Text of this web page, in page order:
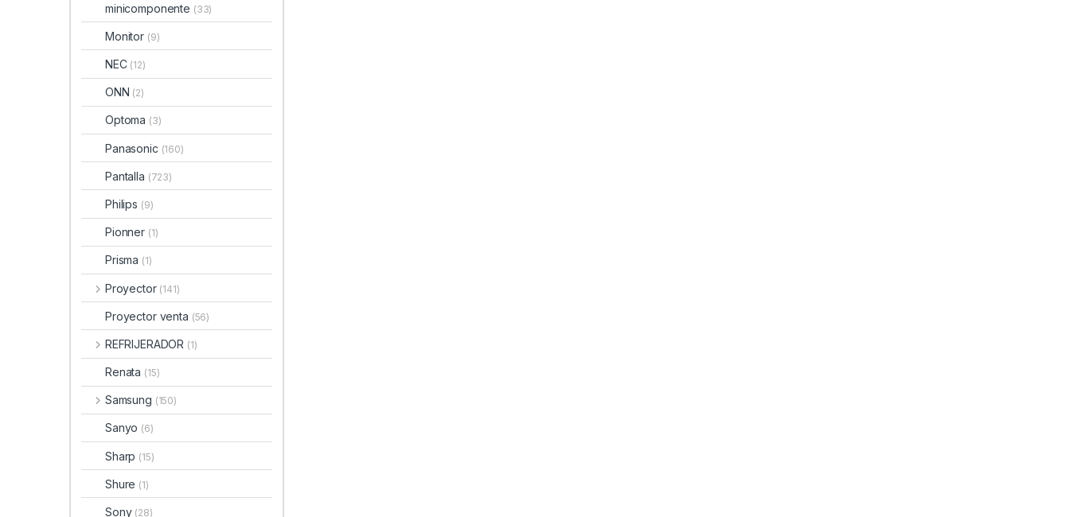
minicomponente (33)
Monitor (9)
NEC (12)
ONN (2)
Optoma (3)
Panasonic (160)
Pantalla (723)
Philips (9)
Pionner (1)
Prisma (1)
Proyector (141)
Proyector venta (56)
REFRIJERADOR (1)
Renata (15)
Samsung (150)
Sanyo (6)
Sharp (15)
Shure (1)
Sony (28)